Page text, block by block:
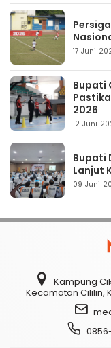
17 Juni
Bupati
2026
12 Juni
Bupati
Lanjut
09 Juni
Kampung
Kecamatan Cililin,